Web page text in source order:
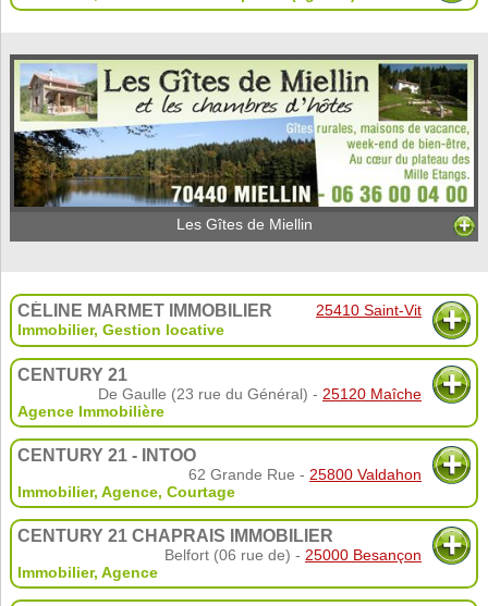
Les Gîtes de Miellin
CÉLINE MARMET IMMOBILIER
25410 Saint-Vit
Immobilier, Gestion locative
CENTURY 21
De Gaulle (23 rue du Général) - 25120 Maîche
Agence Immobilière
CENTURY 21 - INTOO
62 Grande Rue - 25800 Valdahon
Immobilier, Agence, Courtage
CENTURY 21 CHAPRAIS IMMOBILIER
Belfort (06 rue de) - 25000 Besançon
Immobilier, Agence